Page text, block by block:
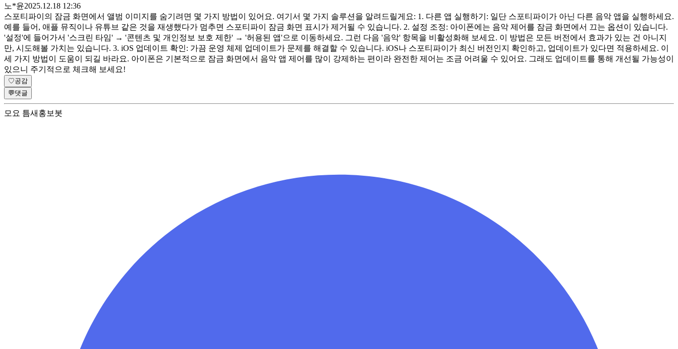
노*윤2025.12.18 12:36
스포티파이의 잠금 화면에서 앨범 이미지를 숨기려면 몇 가지 방법이 있어요. 여기서 몇 가지 솔루션을 알려드릴게요: 1. 다른 앱 실행하기: 일단 스포티파이가 아닌 다른 음악 앱을 실행하세요.
예를 들어, 애플 뮤직이나 유튜브 같은 것을 재생했다가 멈추면 스포티파이 잠금 화면 표시가 제거될 수 있습니다. 2. 설정 조정: 아이폰에는 음악 제어를 잠금 화면에서 끄는 옵션이 있습니다.
'설정'에 들어가서 '스크린 타임' → '콘텐츠 및 개인정보 보호 제한' → '허용된 앱'으로 이동하세요. 그런 다음 '음악' 항목을 비활성화해 보세요. 이 방법은 모든 버전에서 효과가 있는 건 아니지
만, 시도해볼 가치는 있습니다. 3. iOS 업데이트 확인: 가끔 운영 체제 업데이트가 문제를 해결할 수 있습니다. iOS나 스포티파이가 최신 버전인지 확인하고, 업데이트가 있다면 적용하세요. 이
세 가지 방법이 도움이 되길 바라요. 아이폰은 기본적으로 잠금 화면에서 음악 앱 제어를 많이 강제하는 편이라 완전한 제어는 조금 어려울 수 있어요. 그래도 업데이트를 통해 개선될 가능성이
있으니 주기적으로 체크해 보세요!
♡공감
💬댓글
모요 틈새홍보봇